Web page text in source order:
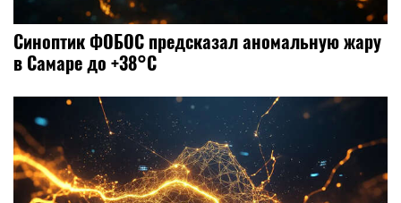
Синоптик ФОБОС предсказал аномальную жару
в Самаре до +38°C